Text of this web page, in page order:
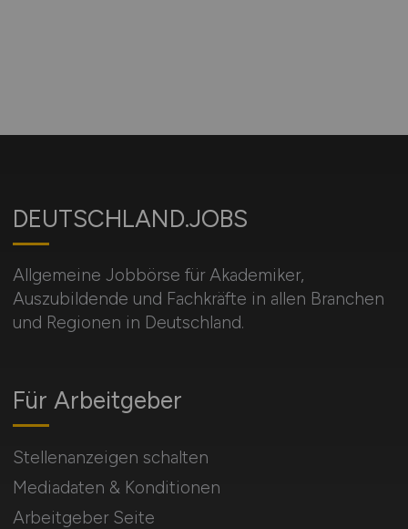
DEUTSCHLAND.JOBS
Allgemeine Jobbörse für Akademiker,
Auszubildende und Fachkräfte in allen Branchen
und Regionen in Deutschland.
Für Arbeitgeber
Stellenanzeigen schalten
Mediadaten & Konditionen
Arbeitgeber Seite